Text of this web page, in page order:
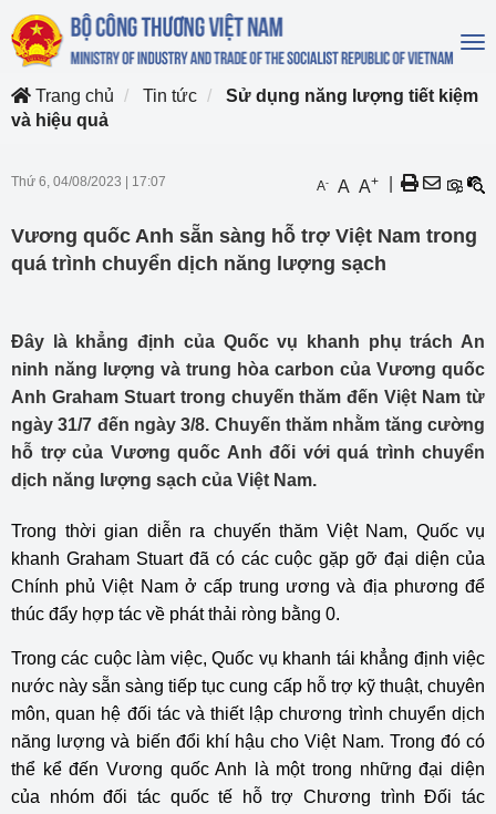
Trang chủ
Tin tức
Sử dụng năng lượng tiết kiệm
và hiệu quả
Thứ 6, 04/08/2023 17:07 A- A A+
Vương quốc Anh sẵn sàng hỗ trợ Việt Nam trong
quá trình chuyển dịch năng lượng sạch
Đây là khẳng định của Quốc vụ khanh phụ trách An
ninh năng lượng và trung hòa carbon của Vương quốc
Anh Graham Stuart trong chuyến thăm đến Việt Nam từ
ngày 31/7 đến ngày 3/8. Chuyến thăm nhằm tăng cường
hỗ trợ của Vương quốc Anh đối với quá trình chuyển
dịch năng lượng sạch của Việt Nam.
Trong thời gian diễn ra chuyến thăm Việt Nam, Quốc vụ
khanh Graham Stuart đã có các cuộc gặp gỡ đại diện của
Chính phủ Việt Nam ở cấp trung ương và địa phương để
thúc đẩy hợp tác về phát thải ròng bằng 0.
Trong các cuộc làm việc, Quốc vụ khanh tái khẳng định việc
nước này sẵn sàng tiếp tục cung cấp hỗ trợ kỹ thuật, chuyên
môn, quan hệ đối tác và thiết lập chương trình chuyển dịch
năng lượng và biến đổi khí hậu cho Việt Nam. Trong đó có
thể kể đến Vương quốc Anh là một trong những đại diện
của nhóm đối tác quốc tế hỗ trợ Chương trình Đối tác